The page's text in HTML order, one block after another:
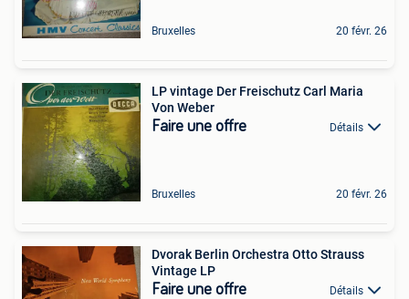
Bruxelles 20 févr. 26
LP vintage Der Freischutz Carl Maria
Von Weber
Faire une offre Détails
Bruxelles 20 févr. 26
Dvorak Berlin Orchestra Otto Strauss
Vintage LP
Faire une offre Détails